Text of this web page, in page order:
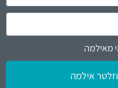
מאילמה
אילמה